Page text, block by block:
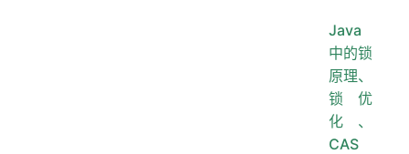
Java
中的锁
原理、
锁优
化、
CAS